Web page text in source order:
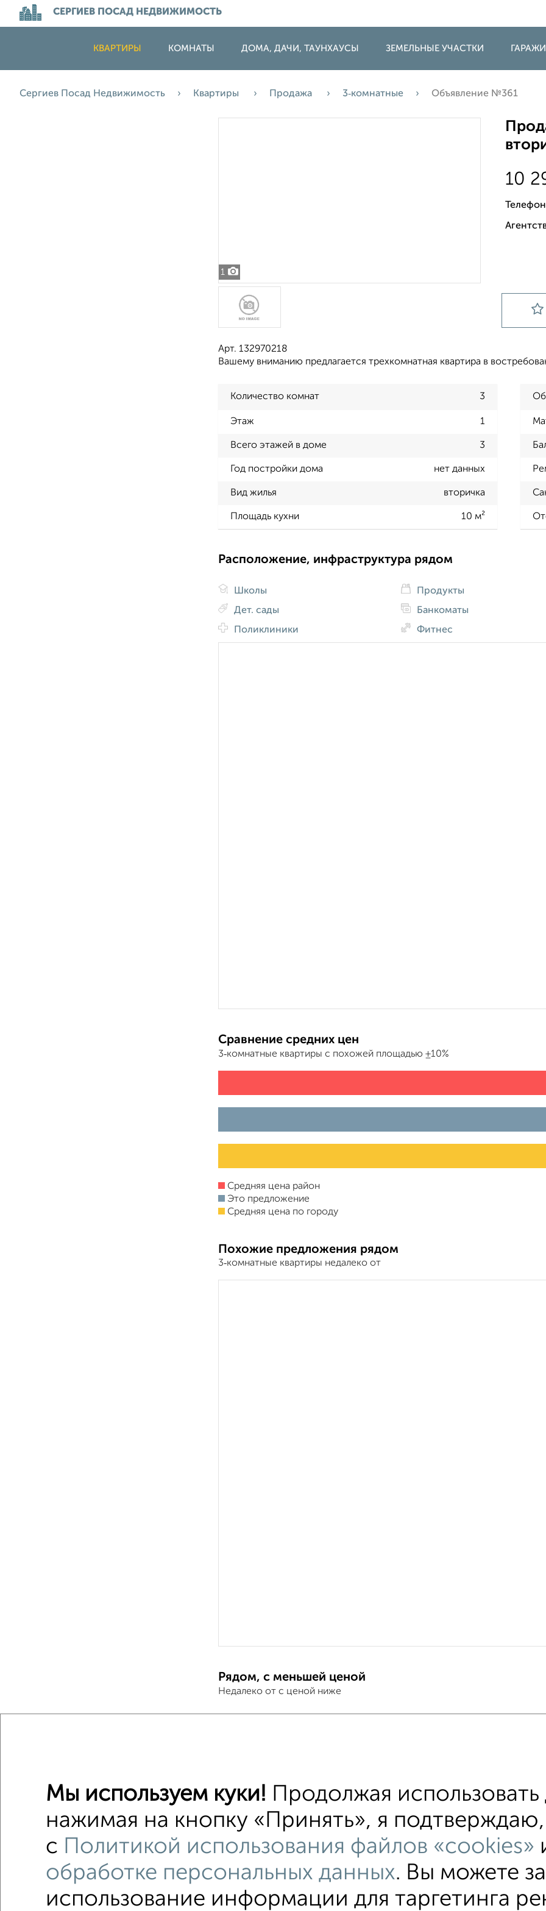
СЕРГИЕВ ПОСАД НЕДВИЖИМОСТЬ
КВАРТИРЫ КОМНАТЫ ДОМА, ДАЧИ, ТАУНХАУСЫ ЗЕМЕЛЬНЫЕ УЧАСТКИ
Сергиев Посад Недвижимость Квартиры Продажа 3‑комнатные Объявление №361
1
10
Арт. 132970218
Вашему вниманию предлагается трехкомнатная квартира в
Количество комнат 3
Этаж 1
Всего этажей в доме 3
Год постройки дома нет данных
Вид жилья вторичка
Площадь кухни 10 м²
Расположение, инфраструктура рядом
Школы
Дет. сады
Поликлиники
Продукты
Банкоматы
Фитнес
Сравнение средних цен
3‑комнатные квартиры с похожей площадью ±10%
Средняя цена район
Это предложение
Средняя цена по городу
Похожие предложения рядом
3‑комнатные квартиры недалеко от
Рядом, с меньшей ценой
Недалеко от с ценой ниже
с центральным отоплением Вторичное жилье в
площадью до 80 м²
Однокомнатные Двухкомнатные Трехкомнатные 4‑комнатные Квартиры студии От
Мы используем куки! Продолжая
нажимая на кнопку «Принять», я
с Политикой использования файлов «cookies»
обработке персональных данных. Вы можете
использование информации для таргетинга